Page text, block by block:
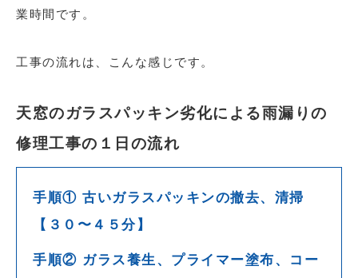
業時間です。
工事の流れは、こんな感じです。
天窓のガラスパッキン劣化による雨漏りの
修理工事の１日の流れ
手順① 古いガラスパッキンの撤去、清掃
【３０〜４５分】
手順② ガラス養生、プライマー塗布、コー